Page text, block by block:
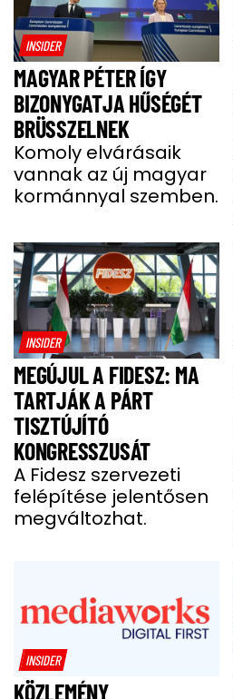
INSIDER
MAGYAR PÉTER ÍGY
BIZONYGATJA HŰSÉGÉT
BRÜSSZELNEK
Komoly elvárásaik
vannak az új magyar
kormánnyal szemben.
INSIDER
MEGÚJUL A FIDESZ: MA
TARTJÁK A PÁRT
TISZTÚJÍTÓ
KONGRESSZUSÁT
A Fidesz szervezeti
felépítése jelentősen
megváltozhat.
INSIDER
KÖZLEMÉNY